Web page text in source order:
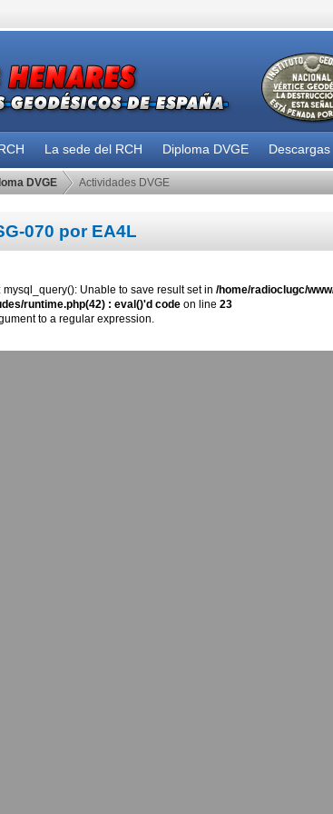
La sede del RCH Diploma DVGE Descargas
DVGE Actividades DVGE
070 por EA4L
mysql_query(): Unable to save result set in /home/radioclugc/
runtime.php(42) : eval()'d codeon line 23
to a regular expression.